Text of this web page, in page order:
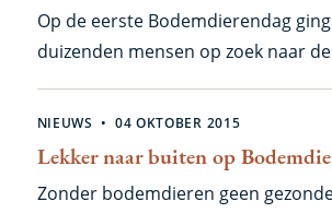
Op de eerste Bodemdierendag
duizenden mensen op zoek naar de
naar meer, en dus vragen we dit
tussen 1 en 10 oktober op safari te
eigen achtertuin. Ook scholen
Lekker naar buiten op
NIEUWS 04 OKTOBER 2015
Zonder bodemdieren geen